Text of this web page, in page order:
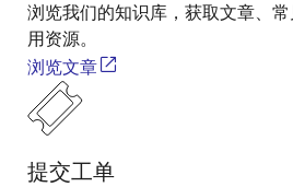
浏览我们的知识库，获取文章、
用资源。
浏览文章
提交工单